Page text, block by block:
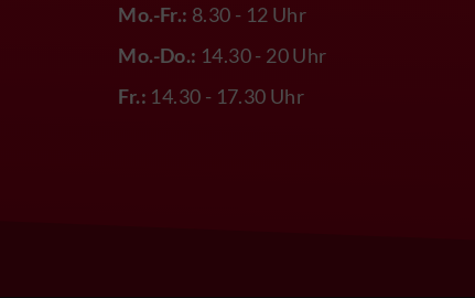
Mo.-Fr.: 8.30 - 12 Uhr
Mo.-Do.: 14.30 - 20 Uhr
Fr.: 14.30 - 17.30 Uhr